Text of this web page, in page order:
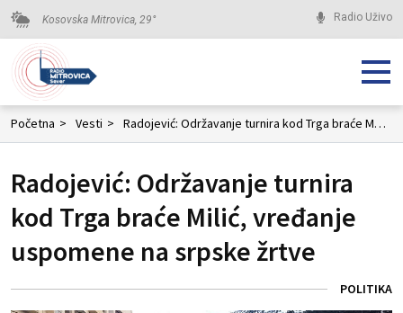
Kosovska Mitrovica, 29° Radio Uživo
Početna > Vesti > Radojević: Održavanje turnira kod Trga braće Milić, vređanje uspomene na srpske žrtve
Radojević: Održavanje turnira
kod Trga braće Milić, vređanje
uspomene na srpske žrtve
POLITIKA